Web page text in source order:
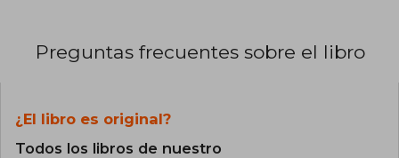
Preguntas frecuentes sobre el libro
¿El libro es original?
Todos los libros de nuestro